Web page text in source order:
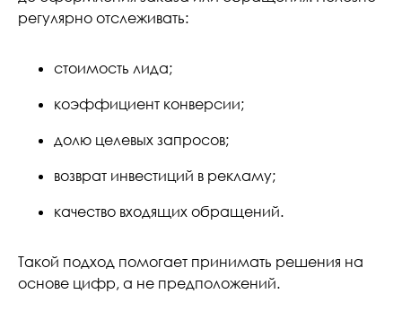
регулярно отслеживать:
стоимость лида;
коэффициент конверсии;
долю целевых запросов;
возврат инвестиций в рекламу;
качество входящих обращений.
Такой подход помогает принимать решения на
основе цифр, а не предположений.